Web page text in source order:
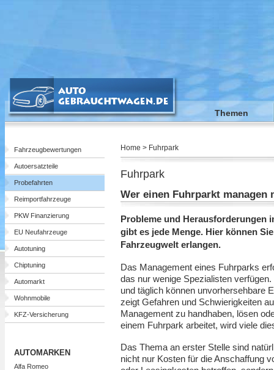
Themen
Fahrzeugbewertungen
Autoersatzteile
Probefahrten
Reimportfahrzeuge
PKW Finanzierung
EU Neufahrzeuge
Autotuning
Chiptuning
Automarkt
Wohnmobile
KFZ-Versicherung
AUTOMARKEN
Alfa Romeo
Home > Fuhrpark
Fuhrpark
Wer einen Fuhrparkt managen
Probleme und Herausforderungen
gibt es jede Menge. Hier können
Fahrzeugwelt erlangen.
Das Management eines Fuhrparks
das nur wenige Spezialisten
und täglich können unvorhersehbare
zeigt Gefahren und Schwierigkeiten
Management zu handhaben, lösen
einem Fuhrpark arbeitet, wird viele
Das Thema an erster Stelle sind
nicht nur Kosten für die Anschaffung